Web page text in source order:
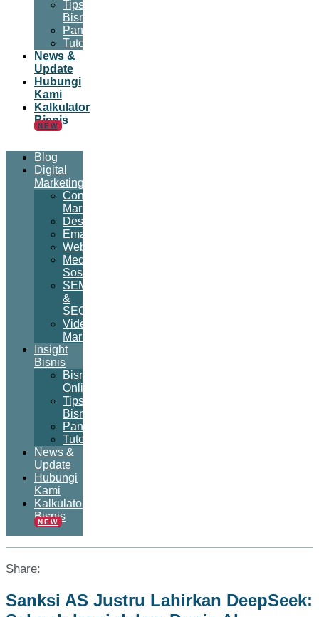
Tips
Bisnis
Panduan
Tutorial
News &
Update
Hubungi
Kami
Kalkulator
Bisnis
NEW
Blog
Digital
Marketing
Content
Marketing
Desain
Email
Website
Media
Sosial
SEM
&
SEO
Video
Marketing
Insight
Bisnis
Bisnis
Online
Tips
Bisnis
Panduan
Tutorial
News &
Update
Hubungi
Kami
Kalkulator
Bisnis
NEW
Share:
Sanksi AS Justru Lahirkan DeepSeek: